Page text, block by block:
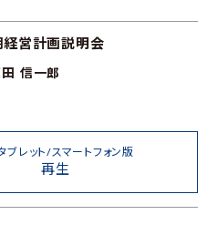
経営計画説明会
信一郎
ブレット/スマートフォン版
再生